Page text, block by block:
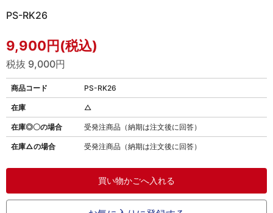
PS-RK26
9,900円(税込)
税抜 9,000円
商品コード PS-RK26
在庫◎〇の場合 受発注商品（納期は注文後に回答）
在庫△の場合 受発注商品（納期は注文後に回答）
在庫 △